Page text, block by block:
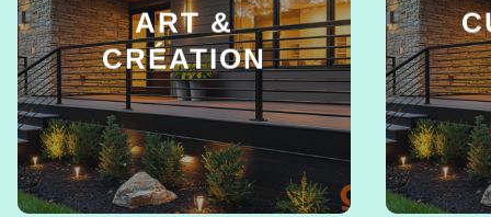
ART &
CRÉATION
EN SAVOIR +